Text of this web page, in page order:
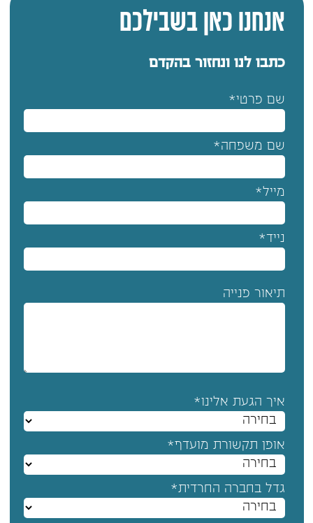
אנחנו כאן בשבילכם
כתבו לנו ונחזור בהקדם
שם פרטי*
שם משפחה*
מייל*
נייד*
תיאור פנייה
איך הגעת אלינו*
אופן תקשורת מועדף*
גדל בחברה החרדית*